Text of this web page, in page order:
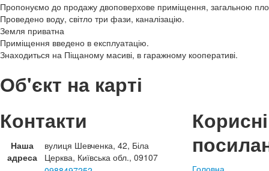
Пропонуємо до продажу двоповерхове приміщення, загальною
Проведено воду, світло три фази, каналізацію.
Земля приватна
Приміщення введено в експлуатацію.
Знаходиться на Піщаному масиві, в гаражному кооперативі.
Об'єкт на карті
Контакти
Наша
адреса
вулиця Шевченка, 42, Біла
Церква, Київська обл., 09107
Корисні
Головна